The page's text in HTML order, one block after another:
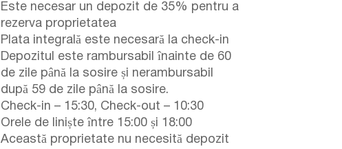
Este necesar un depozit de 35% pentru a
rezerva proprietatea
Plata integrală este necesară la check-in
Depozitul este rambursabil înainte de 60
de zile până la sosire și nerambursabil
după 59 de zile până la sosire.
Check-in – 15:30, Check-out – 10:30
Orele de liniște între 15:00 și 18:00
Această proprietate nu necesită depozit